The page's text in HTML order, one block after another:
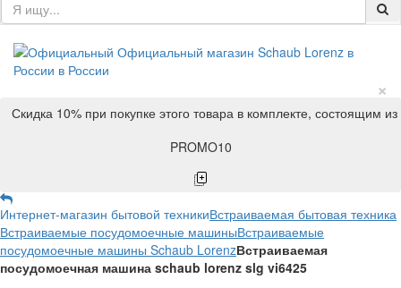
×
Скидка 10% при покупке этого товара в комплекте, состоящим
PROMO10
Интернет-магазин бытовой техникиВстраиваемая бытовая техника
Встраиваемые посудомоечные машиныВстраиваемые
посудомоечные машины Schaub LorenzВстраиваемая
посудомоечная машина schaub lorenz slg vi6425